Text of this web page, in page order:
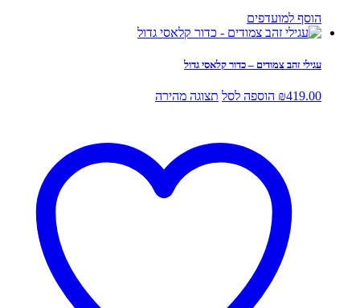
הוסף למועדפים
עגילי זהב צמודים – כדור קלאסי גדול
₪419.00 הוספה לסל תצוגה מהירה